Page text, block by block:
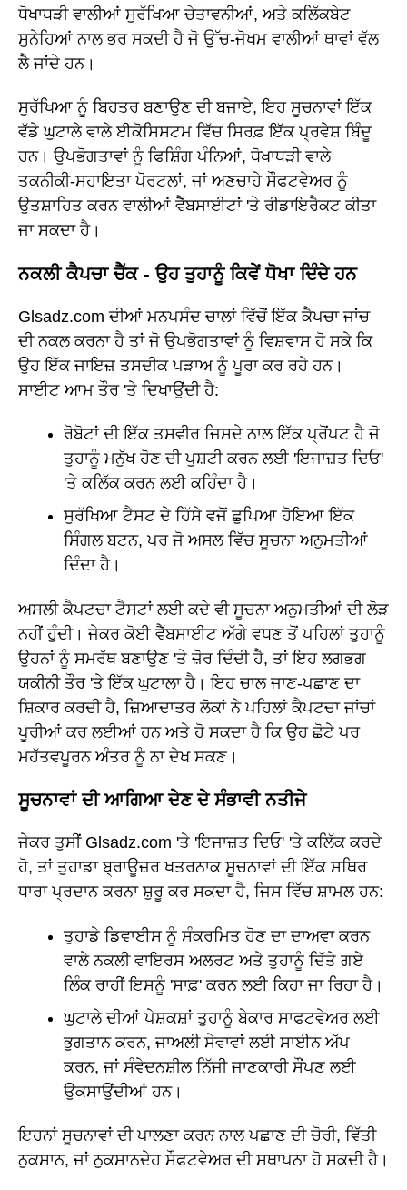
ਧੋਖਾਧੜੀ ਵਾਲੀਆਂ ਸੁਰੱਖਿਆ ਚੇਤਾਵਨੀਆਂ, ਅਤੇ ਕਲਿੱਕਬੇਟ
ਸੁਨੇਹਿਆਂ ਨਾਲ ਭਰ ਸਕਦੀ ਹੈ ਜੋ ਉੱਚ-ਜੋਖਮ ਵਾਲੀਆਂ ਥਾਵਾਂ ਵੱਲ
ਲੈ ਜਾਂਦੇ ਹਨ।
ਸੁਰੱਖਿਆ ਨੂੰ ਬਿਹਤਰ ਬਣਾਉਣ ਦੀ ਬਜਾਏ, ਇਹ ਸੂਚਨਾਵਾਂ ਇੱਕ
ਵੱਡੇ ਘੁਟਾਲੇ ਵਾਲੇ ਈਕੋਸਿਸਟਮ ਵਿੱਚ ਸਿਰਫ਼ ਇੱਕ ਪ੍ਰਵੇਸ਼ ਬਿੰਦੂ
ਹਨ। ਉਪਭੋਗਤਾਵਾਂ ਨੂੰ ਫਿਸ਼ਿੰਗ ਪੰਨਿਆਂ, ਧੋਖਾਧੜੀ ਵਾਲੇ
ਤਕਨੀਕੀ-ਸਹਾਇਤਾ ਪੋਰਟਲਾਂ, ਜਾਂ ਅਣਚਾਹੇ ਸੌਫਟਵੇਅਰ ਨੂੰ
ਉਤਸ਼ਾਹਿਤ ਕਰਨ ਵਾਲੀਆਂ ਵੈੱਬਸਾਈਟਾਂ 'ਤੇ ਰੀਡਾਇਰੈਕਟ ਕੀਤਾ
ਜਾ ਸਕਦਾ ਹੈ।
ਨਕਲੀ ਕੈਪਚਾ ਚੈੱਕ - ਉਹ ਤੁਹਾਨੂੰ ਕਿਵੇਂ ਧੋਖਾ ਦਿੰਦੇ ਹਨ
Glsadz.com ਦੀਆਂ ਮਨਪਸੰਦ ਚਾਲਾਂ ਵਿੱਚੋਂ ਇੱਕ ਕੈਪਚਾ ਜਾਂਚ
ਦੀ ਨਕਲ ਕਰਨਾ ਹੈ ਤਾਂ ਜੋ ਉਪਭੋਗਤਾਵਾਂ ਨੂੰ ਵਿਸ਼ਵਾਸ ਹੋ ਸਕੇ ਕਿ
ਉਹ ਇੱਕ ਜਾਇਜ਼ ਤਸਦੀਕ ਪੜਾਅ ਨੂੰ ਪੂਰਾ ਕਰ ਰਹੇ ਹਨ।
ਸਾਈਟ ਆਮ ਤੌਰ 'ਤੇ ਦਿਖਾਉਂਦੀ ਹੈ:
ਰੋਬੋਟਾਂ ਦੀ ਇੱਕ ਤਸਵੀਰ ਜਿਸਦੇ ਨਾਲ ਇੱਕ ਪ੍ਰੋਂਪਟ ਹੈ ਜੋ
ਤੁਹਾਨੂੰ ਮਨੁੱਖ ਹੋਣ ਦੀ ਪੁਸ਼ਟੀ ਕਰਨ ਲਈ 'ਇਜਾਜ਼ਤ ਦਿਓ'
'ਤੇ ਕਲਿੱਕ ਕਰਨ ਲਈ ਕਹਿੰਦਾ ਹੈ।
ਸੁਰੱਖਿਆ ਟੈਸਟ ਦੇ ਹਿੱਸੇ ਵਜੋਂ ਛੁਪਿਆ ਹੋਇਆ ਇੱਕ
ਸਿੰਗਲ ਬਟਨ, ਪਰ ਜੋ ਅਸਲ ਵਿੱਚ ਸੂਚਨਾ ਅਨੁਮਤੀਆਂ
ਦਿੰਦਾ ਹੈ।
ਅਸਲੀ ਕੈਪਟਚਾ ਟੈਸਟਾਂ ਲਈ ਕਦੇ ਵੀ ਸੂਚਨਾ ਅਨੁਮਤੀਆਂ ਦੀ ਲੋੜ
ਨਹੀਂ ਹੁੰਦੀ। ਜੇਕਰ ਕੋਈ ਵੈੱਬਸਾਈਟ ਅੱਗੇ ਵਧਣ ਤੋਂ ਪਹਿਲਾਂ ਤੁਹਾਨੂੰ
ਉਹਨਾਂ ਨੂੰ ਸਮਰੱਥ ਬਣਾਉਣ 'ਤੇ ਜ਼ੋਰ ਦਿੰਦੀ ਹੈ, ਤਾਂ ਇਹ ਲਗਭਗ
ਯਕੀਨੀ ਤੌਰ 'ਤੇ ਇੱਕ ਘੁਟਾਲਾ ਹੈ। ਇਹ ਚਾਲ ਜਾਣ-ਪਛਾਣ ਦਾ
ਸ਼ਿਕਾਰ ਕਰਦੀ ਹੈ, ਜ਼ਿਆਦਾਤਰ ਲੋਕਾਂ ਨੇ ਪਹਿਲਾਂ ਕੈਪਟਚਾ ਜਾਂਚਾਂ
ਪੂਰੀਆਂ ਕਰ ਲਈਆਂ ਹਨ ਅਤੇ ਹੋ ਸਕਦਾ ਹੈ ਕਿ ਉਹ ਛੋਟੇ ਪਰ
ਮਹੱਤਵਪੂਰਨ ਅੰਤਰ ਨੂੰ ਨਾ ਦੇਖ ਸਕਣ।
ਸੂਚਨਾਵਾਂ ਦੀ ਆਗਿਆ ਦੇਣ ਦੇ ਸੰਭਾਵੀ ਨਤੀਜੇ
ਜੇਕਰ ਤੁਸੀਂ Glsadz.com 'ਤੇ 'ਇਜਾਜ਼ਤ ਦਿਓ' 'ਤੇ ਕਲਿੱਕ ਕਰਦੇ
ਹੋ, ਤਾਂ ਤੁਹਾਡਾ ਬ੍ਰਾਊਜ਼ਰ ਖਤਰਨਾਕ ਸੂਚਨਾਵਾਂ ਦੀ ਇੱਕ ਸਥਿਰ
ਧਾਰਾ ਪ੍ਰਦਾਨ ਕਰਨਾ ਸ਼ੁਰੂ ਕਰ ਸਕਦਾ ਹੈ, ਜਿਸ ਵਿੱਚ ਸ਼ਾਮਲ ਹਨ:
ਤੁਹਾਡੇ ਡਿਵਾਈਸ ਨੂੰ ਸੰਕਰਮਿਤ ਹੋਣ ਦਾ ਦਾਅਵਾ ਕਰਨ
ਵਾਲੇ ਨਕਲੀ ਵਾਇਰਸ ਅਲਰਟ ਅਤੇ ਤੁਹਾਨੂੰ ਦਿੱਤੇ ਗਏ
ਲਿੰਕ ਰਾਹੀਂ ਇਸਨੂੰ 'ਸਾਫ਼' ਕਰਨ ਲਈ ਕਿਹਾ ਜਾ ਰਿਹਾ ਹੈ।
ਘੁਟਾਲੇ ਦੀਆਂ ਪੇਸ਼ਕਸ਼ਾਂ ਤੁਹਾਨੂੰ ਬੇਕਾਰ ਸਾਫਟਵੇਅਰ ਲਈ
ਭੁਗਤਾਨ ਕਰਨ, ਜਾਅਲੀ ਸੇਵਾਵਾਂ ਲਈ ਸਾਈਨ ਅੱਪ
ਕਰਨ, ਜਾਂ ਸੰਵੇਦਨਸ਼ੀਲ ਨਿੱਜੀ ਜਾਣਕਾਰੀ ਸੌਂਪਣ ਲਈ
ਉਕਸਾਉਂਦੀਆਂ ਹਨ।
ਇਹਨਾਂ ਸੂਚਨਾਵਾਂ ਦੀ ਪਾਲਣਾ ਕਰਨ ਨਾਲ ਪਛਾਣ ਦੀ ਚੋਰੀ, ਵਿੱਤੀ
ਨੁਕਸਾਨ, ਜਾਂ ਨੁਕਸਾਨਦੇਹ ਸੌਫਟਵੇਅਰ ਦੀ ਸਥਾਪਨਾ ਹੋ ਸਕਦੀ ਹੈ।